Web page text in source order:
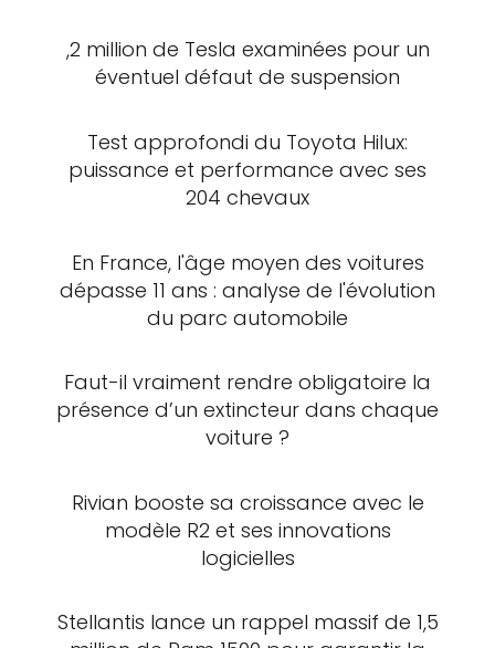
,2 million de Tesla examinées pour un
éventuel défaut de suspension
Test approfondi du Toyota Hilux:
puissance et performance avec ses
204 chevaux
En France, l'âge moyen des voitures
dépasse 11 ans : analyse de l'évolution
du parc automobile
Faut-il vraiment rendre obligatoire la
présence d’un extincteur dans chaque
voiture ?
Rivian booste sa croissance avec le
modèle R2 et ses innovations
logicielles
Stellantis lance un rappel massif de 1,5